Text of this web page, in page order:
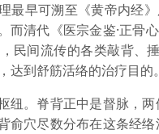
早可溯至《黄帝内经》
而清代《医宗金鉴·正
民间流传的各类敲背、
到舒筋活络的治疗目的。
。脊背正中是督脉，两
俞穴尽数分布在这条经